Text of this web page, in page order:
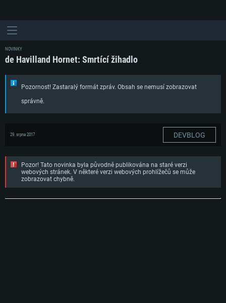
NOVINKY
de Havilland Hornet: Smrtící žihadlo
Pozornost! Zastaralý formát zpráv. Obsah se nemusí zobrazovat
správně.
29. srpna 2017 DEVBLOG
Pozor! Tato novinka byla původně publikována na staré verzi
webových stránek. V některé verzi webových prohlížečů se může
zobrazovat chybně.